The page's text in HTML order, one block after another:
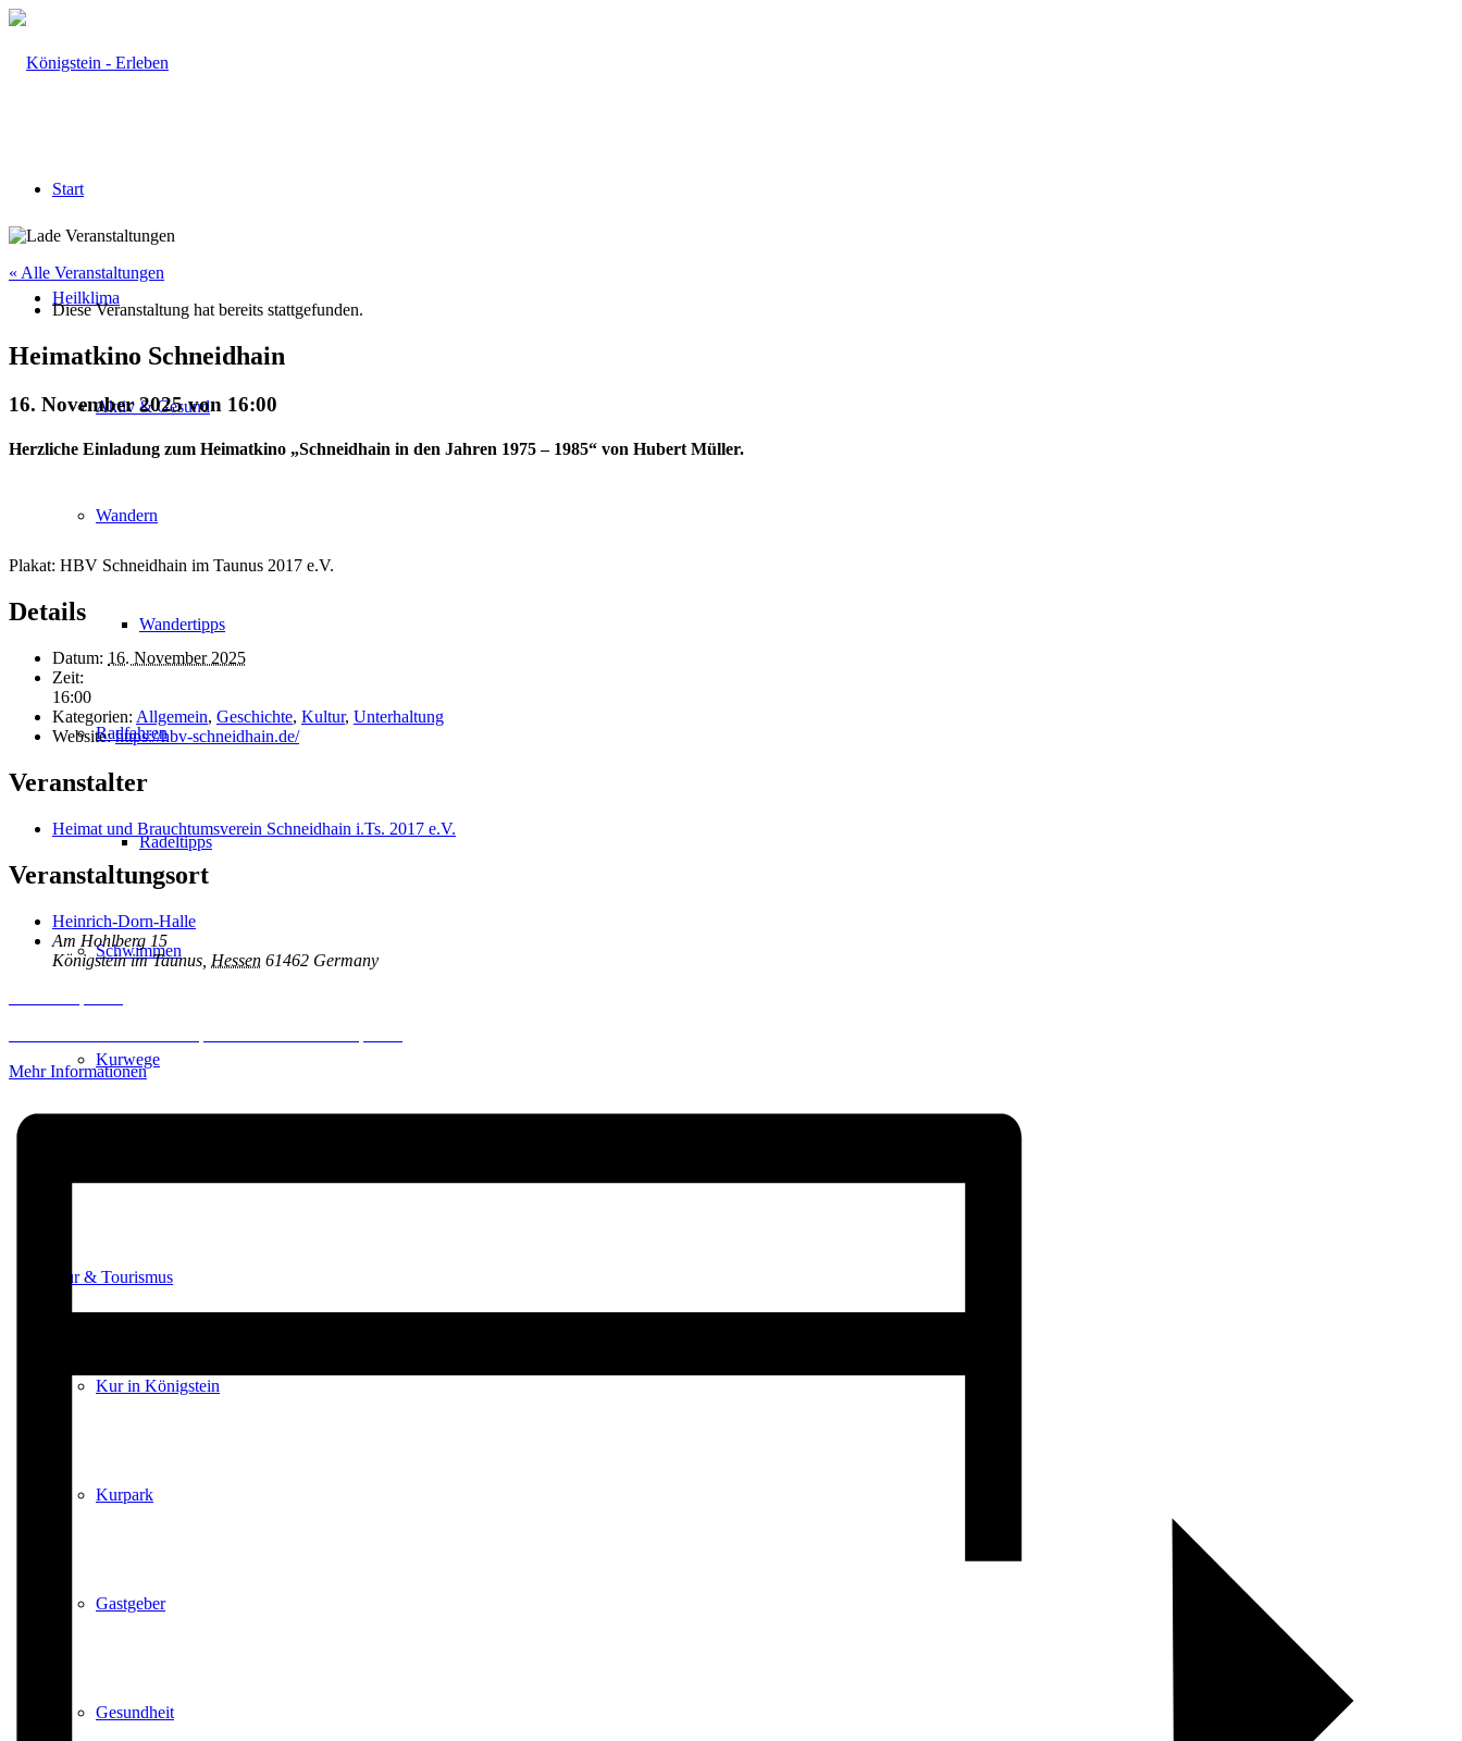
Start
Heilklima
Aktiv & Gesund
Wandern
Wandertipps
Radfahren
Radeltipps
Schwimmen
Kurwege
Kur & Tourismus
Kur in Königstein
Kurpark
Gastgeber
Gesundheit
« Alle Veranstaltungen
Diese Veranstaltung hat bereits stattgefunden.
Heimatkino Schneidhain
16. November 2025 von 16:00
Herzliche Einladung zum Heimatkino „Schneidhain in den Jahren 1975 – 1985“ von Hubert Müller.
Plakat: HBV Schneidhain im Taunus 2017 e.V.
Details
Datum: 16. November 2025
Zeit:
16:00
Kategorien: Allgemein, Geschichte, Kultur, Unterhaltung
Website: https://hbv-schneidhain.de/
Veranstalter
Heimat und Brauchtumsverein Schneidhain i.Ts. 2017 e.V.
Veranstaltungsort
Heinrich-Dorn-Halle
Am Hohlberg 15
Königstein im Taunus Hessen 61462 Germany
Mehr Informationen